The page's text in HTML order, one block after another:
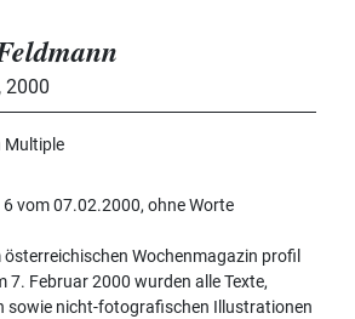
, 2000
Multiple
6 vom 07.02.2000, ohne Worte
österreichischen Wochenmagazin profil
7. Februar 2000 wurden alle Texte,
sowie nicht-fotografischen Illustrationen